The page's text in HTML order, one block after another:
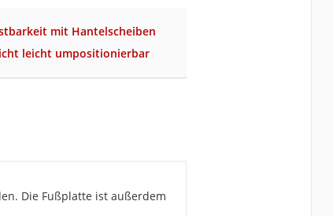
mit Hantelscheiben
leicht umpositionierbar
Die Fußplatte ist außerdem